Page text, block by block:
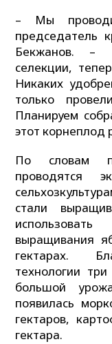
– Мы
председатель
Бекжанов. –
селекции,
Никаких
только
Планируем
этот корнеплод
По словам
проводятся
стали
выращивания
гектарах.
технологии
большой
появилась
гектаров,
гектара.